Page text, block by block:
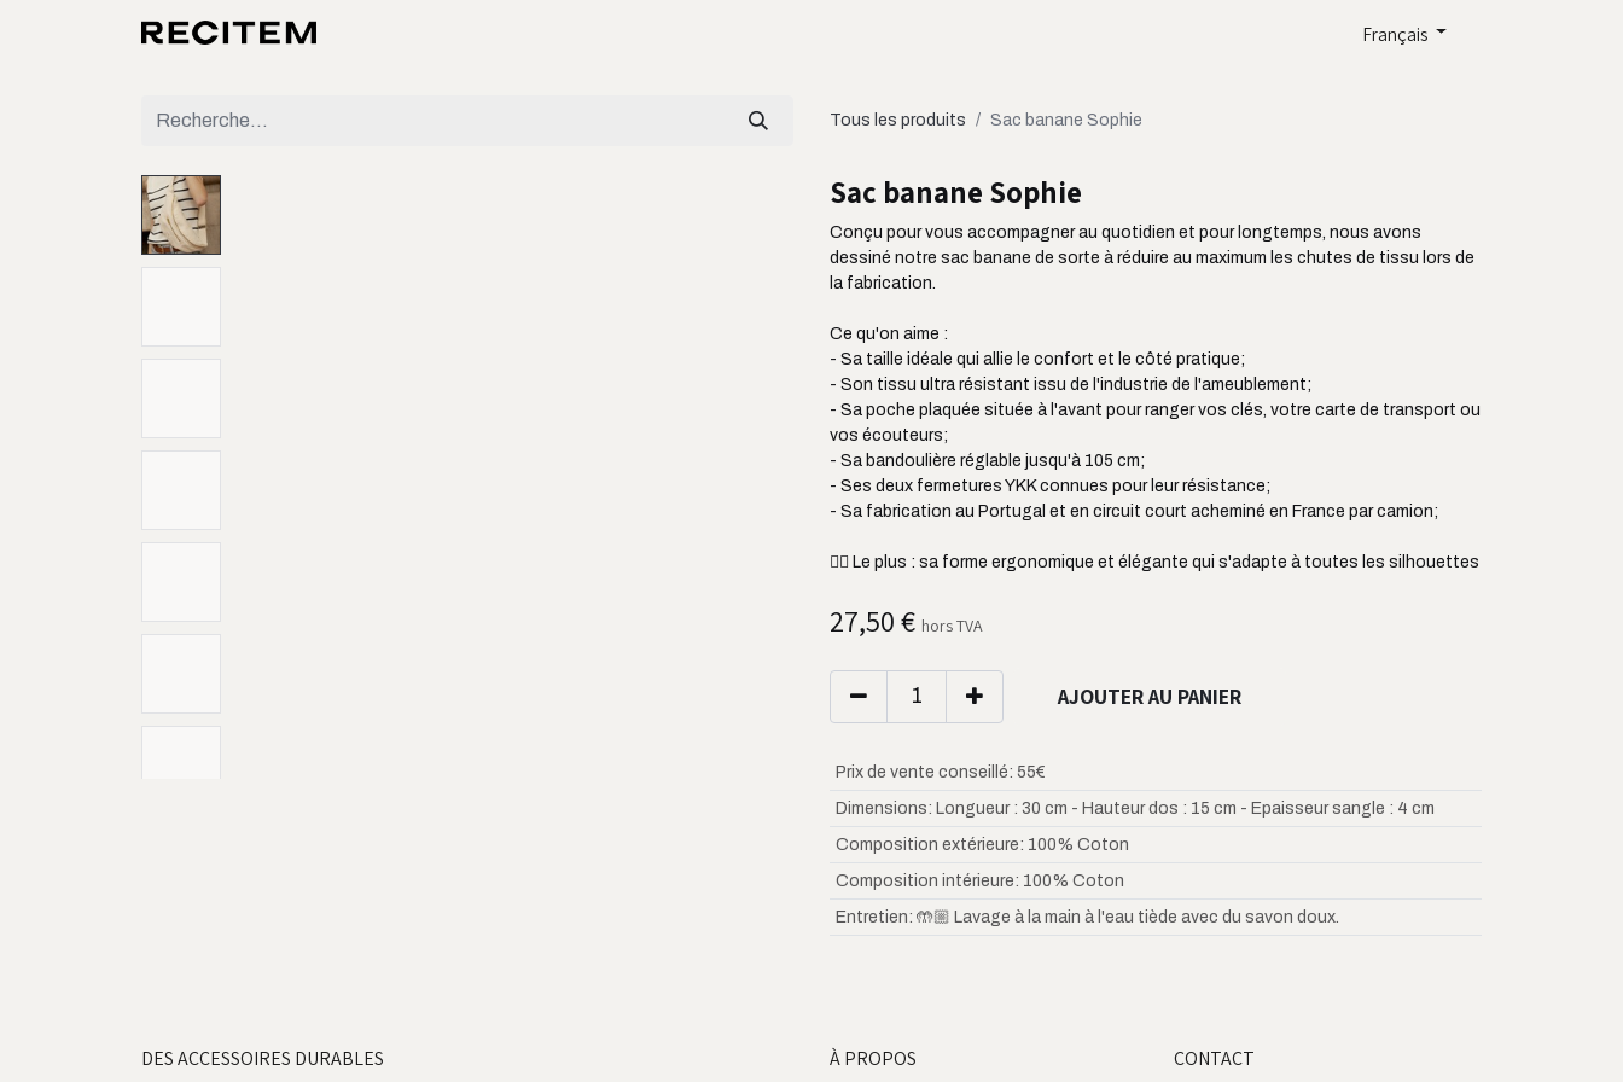
Français
Tous les produits Sac banane Sophie
Sac banane Sophie
Conçu pour vous accompagner au quotidien et pour longtemps, nous avons
dessiné notre sac banane de sorte à réduire au maximum les chutes de tissu lors de
la fabrication.
Ce qu'on aime :
- Sa taille idéale qui allie le confort et le côté pratique;
- Son tissu ultra résistant issu de l'industrie de l'ameublement;
- Sa poche plaquée située à l'avant pour ranger vos clés, votre carte de transport ou
vos écouteurs;
- Sa bandoulière réglable jusqu'à 105 cm;
- Ses deux fermetures YKK connues pour leur résistance;
- Sa fabrication au Portugal et en circuit court acheminé en France par camion;
👌🏼 Le plus : sa forme ergonomique et élégante qui s'adapte à toutes les silhouettes
27,50€ hors TVA
AJOUTER AU PANIER
Prix de vente conseillé: 55€
Dimensions: Longueur : 30 cm - Hauteur dos : 15 cm - Epaisseur sangle : 4 cm
Composition extérieure: 100% Coton
Composition intérieure: 100% Coton
Entretien: 🤲🏼 Lavage à la main à l'eau tiède avec du savon doux.
DES ACCESSOIRES DURABLES À PROPOS CONTACT